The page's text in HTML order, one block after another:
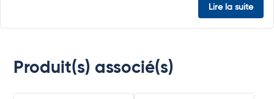
Lire la suite
Produit(s) associé(s)